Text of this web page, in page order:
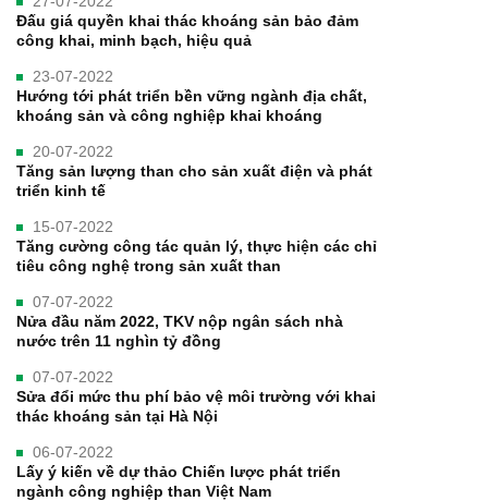
Đấu giá quyền khai thác khoáng sản bảo đảm
công khai, minh bạch, hiệu quả
23-07-2022
Hướng tới phát triển bền vững ngành địa chất,
khoáng sản và công nghiệp khai khoáng
20-07-2022
Tăng sản lượng than cho sản xuất điện và phát
triển kinh tế
15-07-2022
Tăng cường công tác quản lý, thực hiện các chỉ
tiêu công nghệ trong sản xuất than
07-07-2022
Nửa đầu năm 2022, TKV nộp ngân sách nhà
nước trên 11 nghìn tỷ đồng
07-07-2022
Sửa đổi mức thu phí bảo vệ môi trường với khai
thác khoáng sản tại Hà Nội
06-07-2022
Lấy ý kiến về dự thảo Chiến lược phát triển
ngành công nghiệp than Việt Nam